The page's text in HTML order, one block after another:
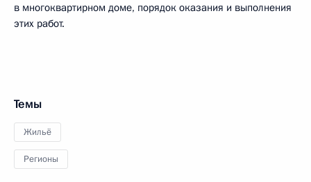
в многоквартирном доме, порядок оказания и выполнения
этих работ.
Темы
Жильё
Регионы